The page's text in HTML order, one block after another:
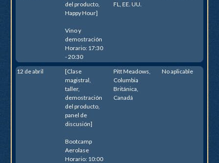
del producto,
Happy Hour]
Vino y
demostración
Horario: 17:30
- 20:30
FL, EE. UU.
12 de abril
[Clase
magistral,
taller,
demostración
del producto,
panel de
discusión]
Bootcamp
Aerolase
Horario: 10:00
Pitt Meadows,
Columbia
Británica,
Canadá
No aplicable